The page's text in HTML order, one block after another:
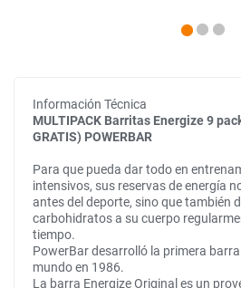
Información Técnica
MULTIPACK Barritas Energize 9
GRATIS) POWERBAR
Para que pueda dar todo en
intensivos, sus reservas de energía
antes del deporte, sino que también
carbohidratos a su cuerpo
tiempo.
PowerBar desarrolló la primera
mundo en 1986.
La barra Energize Original es un